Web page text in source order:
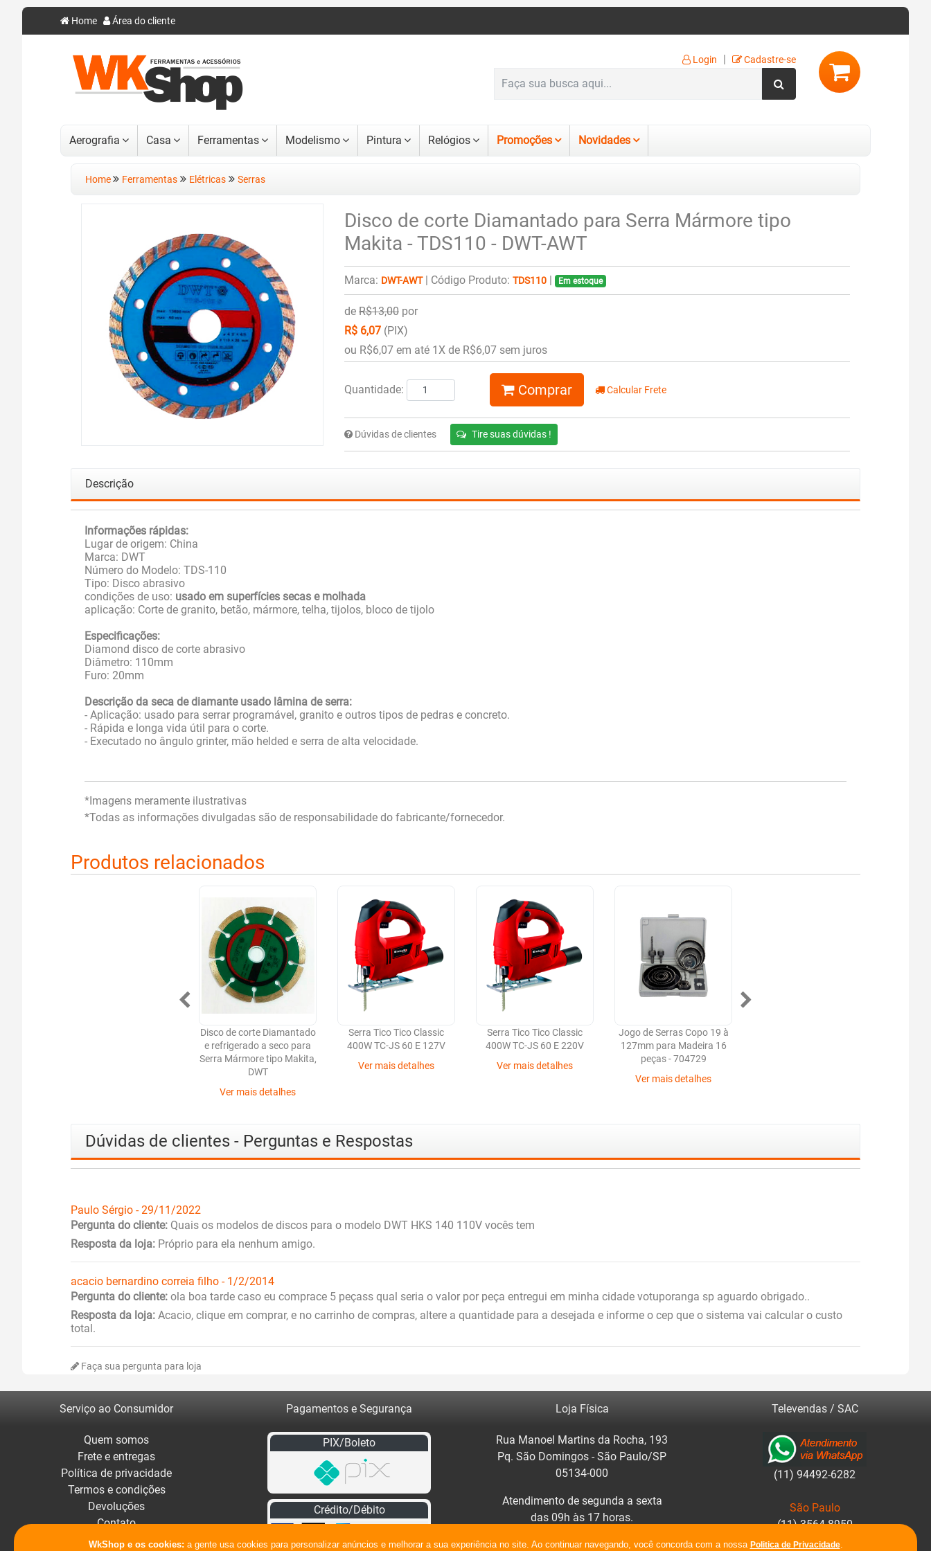
Home Área do cliente
Login | Cadastre-se
Aerografia Casa Ferramentas Modelismo Pintura Relógios Promoções Novidades
Home Ferramentas Elétricas Serras
Disco de corte Diamantado para Serra Mármore tipo
Makita - TDS110 - DWT-AWT
Marca: DWT-AWT| Código Produto: TDS110 Em estoque
de R$13,00 por
R$ 6,07 (PIX)
ou R$6,07 em até 1X de R$6,07 sem juros
Quantidade: Comprar Calcular Frete
Dúvidas de clientes Tire suas dúvidas !
Descrição
Informações rápidas:
Lugar de origem: China
Marca: DWT
Número do Modelo: TDS-110
Tipo: Disco abrasivo
condições de uso: usado em superfícies secas e molhada
aplicação: Corte de granito, betão, mármore, telha, tijolos, bloco de tijolo
Especificações:
Diamond disco de corte abrasivo
Diâmetro: 110mm
Furo: 20mm
Descrição da seca de diamante usado lâmina de serra:
- Aplicação: usado para serrar programável, granito e outros tipos de pedras e concreto.
- Rápida e longa vida útil para o corte.
- Executado no ângulo grinter, mão helded e serra de alta velocidade.
*Imagens meramente ilustrativas
*Todas as informações divulgadas são de responsabilidade do fabricante/fornecedor.
Produtos relacionados
Disco de corte Diamantado
e refrigerado a seco para
Serra Mármore tipo Makita,
DWT
Ver mais detalhes
Serra Tico Tico Classic
400W TC-JS 60 E 127V
Ver mais detalhes
Serra Tico Tico Classic
400W TC-JS 60 E 220V
Ver mais detalhes
Jogo de Serras Copo 19 à
127mm para Madeira 16
peças - 704729
Ver mais detalhes
Dúvidas de clientes - Perguntas e Respostas
Paulo Sérgio - 29/11/2022
Pergunta do cliente: Quais os modelos de discos para o modelo DWT HKS 140 110V vocês tem
Resposta da loja: Próprio para ela nenhum amigo.
acacio bernardino correia filho - 1/2/2014
Pergunta do cliente: ola boa tarde caso eu comprace 5 peçass qual seria o valor por peça entregui em minha cidade votuporanga sp aguardo obrigado..
Resposta da loja: Acacio, clique em comprar, e no carrinho de compras, altere a quantidade para a desejada e informe o cep que o sistema vai calcular o custo
total.
Faça sua pergunta para loja
WkShop e os cookies: a gente usa cookies para personalizar anúncios e melhorar a sua experiência no site. Ao continuar navegando, você concorda com a nossa Politica de Privacidade.
Serviço ao Consumidor
Quem somos
Frete e entregas
Política de privacidade
Termos e condições
Devoluções
Contato
Pagamentos e Segurança
PIX/Boleto
Crédito/Débito
Loja Física
Rua Manoel Martins da Rocha, 193
Pq. São Domingos - São Paulo/SP
05134-000
Atendimento de segunda a sexta
das 09h às 17 horas.
Clique no mapa para traçar rotas.
Televendas / SAC
(11) 94492-6282
São Paulo
(11) 3564-8950